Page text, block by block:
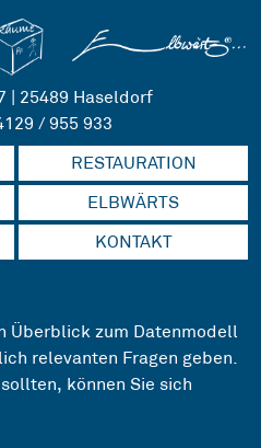
| 25489 Haseldorf
/ 955 933
RESTAURATION
ELBWÄRTS
KONTAKT
Überblick zum Datenmodell
relevanten Fragen geben.
können Sie sich